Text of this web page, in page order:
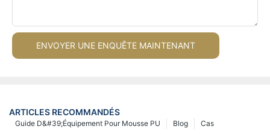
ENVOYER UNE ENQUÊTE MAINTENANT
ARTICLES RECOMMANDÉS
Cas
Blog
Guide D&#39;équipement Pour Mousse PU